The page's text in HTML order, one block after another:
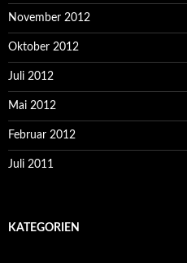
November 2012
Oktober 2012
Juli 2012
Mai 2012
Februar 2012
Juli 2011
KATEGORIEN